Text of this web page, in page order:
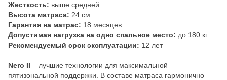
Жесткость: выше средней
Высота матраса: 24 см
Гарантия на матрас: 18 месяцев
Допустимая нагрузка на одно спальное место: до 180 кг
Рекомендуемый срок эксплуатации: 12 лет
Nero II – лучшие технологии для максимальной
пятизональной поддержки. В составе матраса гармонично